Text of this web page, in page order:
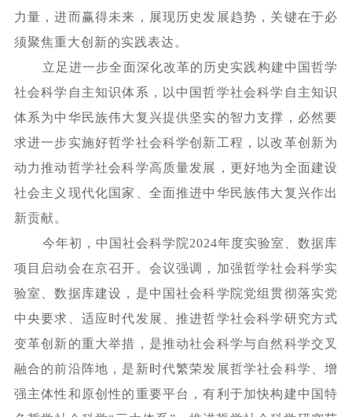
力量，进而赢得未来，展现历史发展趋势，关键在于必
须聚焦重大创新的实践表达。
立足进一步全面深化改革的历史实践构建中国哲学
社会科学自主知识体系，以中国哲学社会科学自主知识
体系为中华民族伟大复兴提供坚实的智力支撑，必然要
求进一步实施好哲学社会科学创新工程，以改革创新为
动力推动哲学社会科学高质量发展，更好地为全面建设
社会主义现代化国家、全面推进中华民族伟大复兴作出
新贡献。
今年初，中国社会科学院2024年度实验室、数据库
项目启动会在京召开。会议强调，加强哲学社会科学实
验室、数据库建设，是中国社会科学院党组贯彻落实党
中央要求、适应时代发展、推进哲学社会科学研究方式
变革创新的重大举措，是推动社会科学与自然科学交叉
融合的前沿阵地，是新时代繁荣发展哲学社会科学、增
强主体性和原创性的重要平台，有利于加快构建中国特